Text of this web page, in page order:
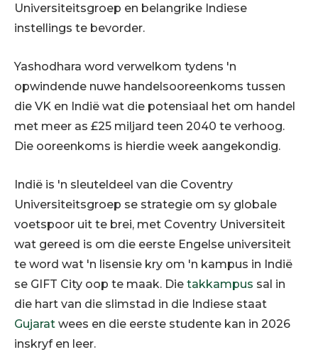
Universiteitsgroep en belangrike Indiese
instellings te bevorder.
Yashodhara word verwelkom tydens 'n
opwindende nuwe handelsooreenkoms tussen
die VK en Indië wat die potensiaal het om handel
met meer as £25 miljard teen 2040 te verhoog.
Die ooreenkoms is hierdie week aangekondig.
Indië is 'n sleuteldeel van die Coventry
Universiteitsgroep se strategie om sy globale
voetspoor uit te brei, met Coventry Universiteit
wat gereed is om die eerste Engelse universiteit
te word wat 'n lisensie kry om 'n kampus in Indië
se GIFT City oop te maak. Die takkampus sal in
die hart van die slimstad in die Indiese staat
Gujarat wees en die eerste studente kan in 2026
inskryf en leer.